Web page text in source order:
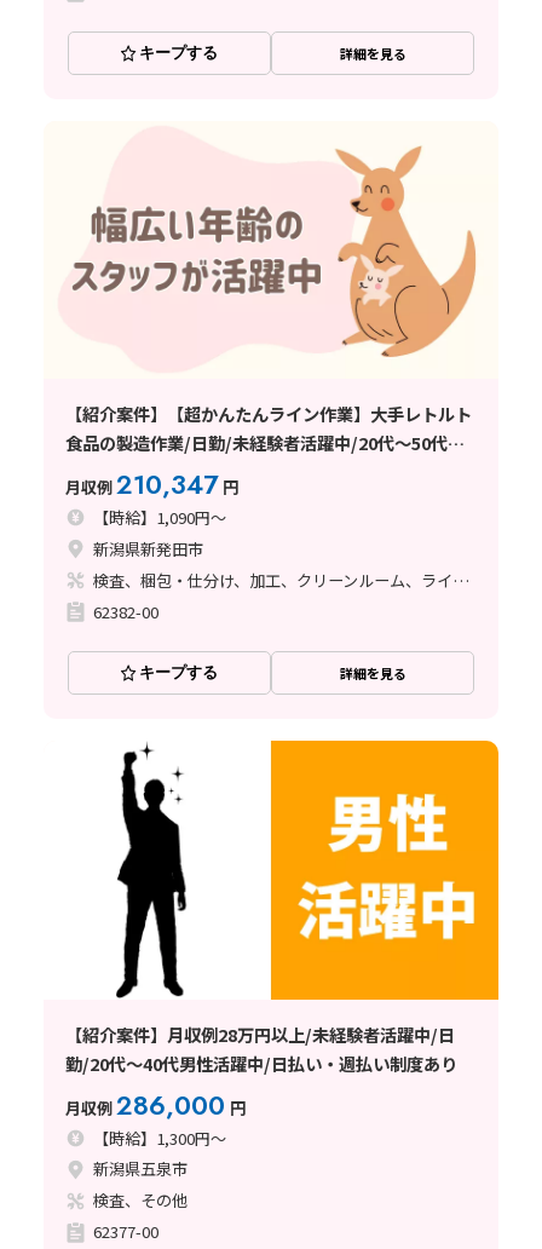
キープする 詳細を見る
【紹介案件】【超かんたんライン作業】大手レトルト
食品の製造作業/日勤/未経験者活躍中/20代～50代活
躍中/長期連休あり/日払い・週払い制度あり/交通費支
給あり
月収例210,347 円
【時給】1,090円～
新潟県新発田市
検査、梱包・仕分け、加工、クリーンルーム、ライン作業
62382-00
キープする 詳細を見る
【紹介案件】月収例28万円以上/未経験者活躍中/日
勤/20代～40代男性活躍中/日払い・週払い制度あり
月収例286,000 円
【時給】1,300円～
新潟県五泉市
検査、その他
62377-00